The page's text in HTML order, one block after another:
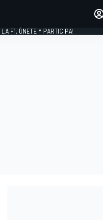
LA F1, ÚNETE Y PARTICIPA!